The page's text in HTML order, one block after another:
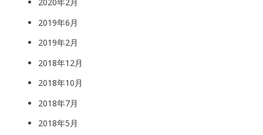
2020年2月
2019年6月
2019年2月
2018年12月
2018年10月
2018年7月
2018年5月